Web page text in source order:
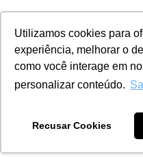
Utilizamos cookies para
experiência, melhorar o
como você interage em
personalizar conteúdo.
Recusar Cookies
menu
Ciarama Máquinas Ponta
John
Os tratores médios
união da